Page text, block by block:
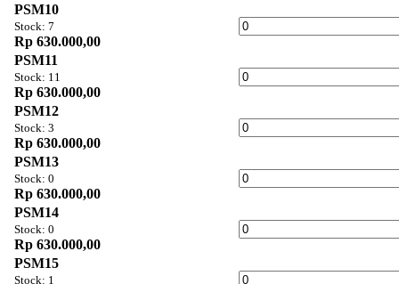
PSM10
Stock: 7
Rp 630.000,00
PSM11
Stock: 11
Rp 630.000,00
PSM12
Stock: 3
Rp 630.000,00
PSM13
Stock: 0
Rp 630.000,00
PSM14
Stock: 0
Rp 630.000,00
PSM15
Stock: 1